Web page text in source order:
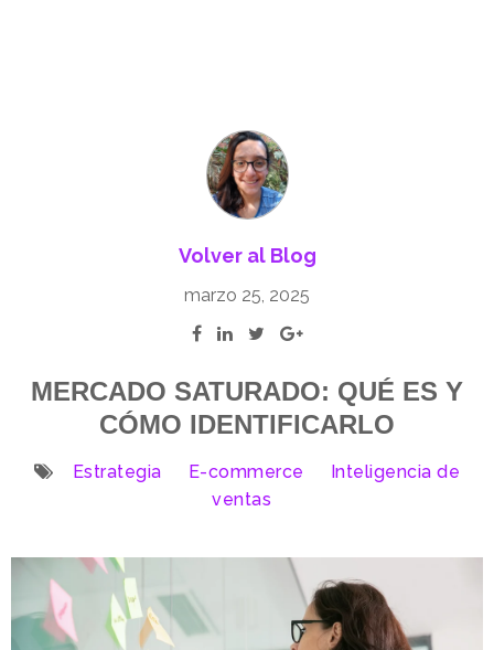
Volver al Blog
marzo 25, 2025
MERCADO SATURADO: QUÉ ES Y
CÓMO IDENTIFICARLO
Estrategia E-commerce
Inteligencia de
ventas